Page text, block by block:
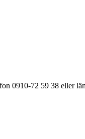
0910-72 59 38 eller